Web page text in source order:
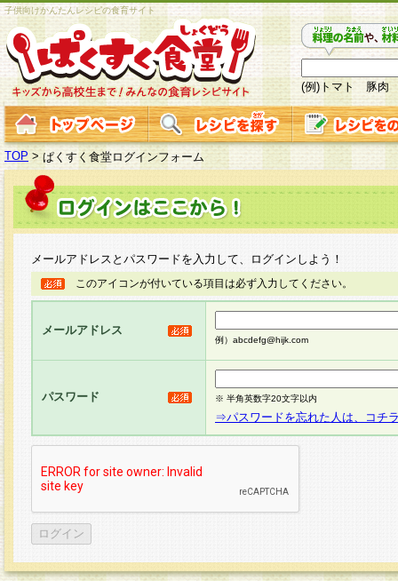
子供向けかんたんレシピの食育サイト
(例)トマト 豚肉
TOP > ぱくすく食堂ログインフォーム
メールアドレスとパスワードを入力して、ログインしよう！
このアイコンが付いている項目は必ず入力してください。
メールアドレス
例）abcdefg@hijk.com
パスワード ※ 半角英数字20文字以内
⇒パスワードを忘れた人は、コチ